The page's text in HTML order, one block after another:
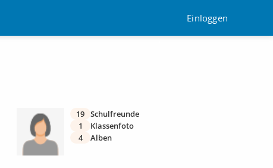
Einloggen
19 Schulfreunde
1
Klassenfoto
4
Alben